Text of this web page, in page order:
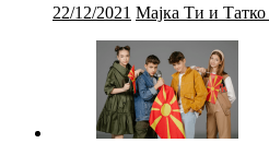
22/12/2021 Мајка Ти и